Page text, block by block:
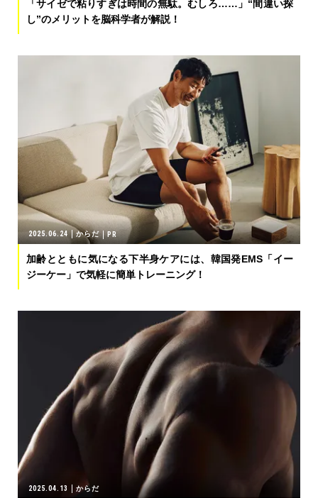
「サイゼで粘りすぎは時間の無駄。むしろ……」“間違い探
し”のメリットを脳科学者が解説！
2025.06.24 からだ
加齢とともに気になる下半身ケアには、韓国発EMS「イー
ジーケー」で気軽に簡単トレーニング！
2025.04.13 からだ